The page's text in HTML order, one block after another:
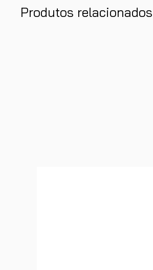
Produtos relacionados